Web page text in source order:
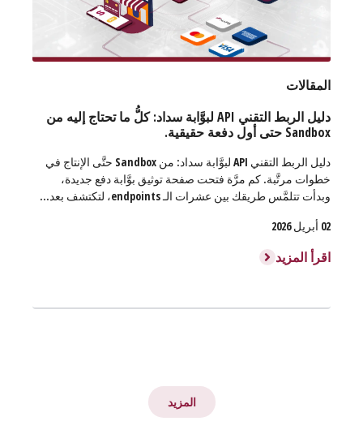
المقالات
دليل الربط التقني API لبوَّابة سداد: كلُّ ما تحتاج إليه من
Sandbox حتى أول دفعة حقيقية.
دليل الربط التقني API لبوَّابة سداد: من Sandbox حتَّى الإنتاج في
خطوات مرتَّبة. كم مرَّة فتحت صفحة توثيق بوَّابة دفع جديدة،
وبدأت تتلمَّس طريقك بين عشرات الـ endpoints، لتكتشف بعد...
02 أبريل 2026
اقرأ المزيد
المزيد